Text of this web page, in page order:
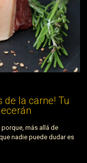
de la carne! Tu
más allá de
nadie puede dudar es